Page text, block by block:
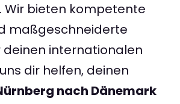
Wir bieten kompetente
maßgeschneiderte
deinen internationalen
dir helfen, deinen
nach Dänemark